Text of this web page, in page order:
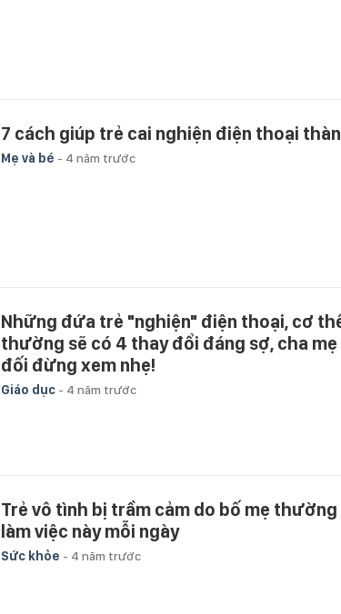
7 cách giúp trẻ cai nghiện điện thoại
Mẹ và bé - 4 năm trước
Những đứa trẻ "nghiện" điện thoại, cơ
thường sẽ có 4 thay đổi đáng sợ, cha
đối đừng xem nhẹ!
Giáo dục - 4 năm trước
Trẻ vô tình bị trầm cảm do bố mẹ thường
làm việc này mỗi ngày
Sức khỏe - 4 năm trước